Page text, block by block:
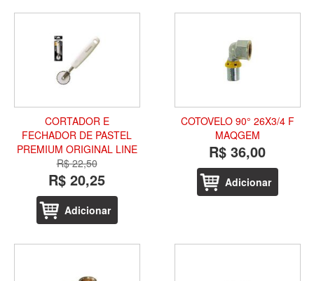
CORTADOR E
FECHADOR DE PASTEL
PREMIUM ORIGINAL LINE
R$ 22,50
R$ 20,25
Adicionar
COTOVELO 90° 26X3/4 F
MAQGEM
R$ 36,00
Adicionar